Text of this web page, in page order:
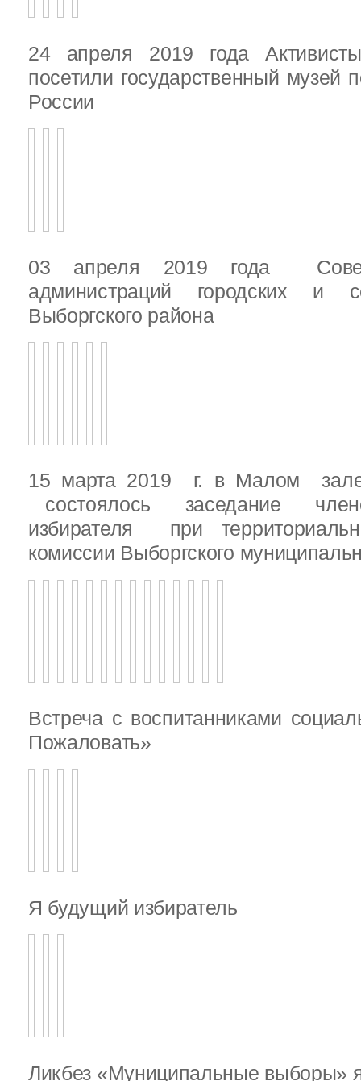
24 апреля 2019 года
посетили государственный музей
России
03 апреля 2019 года
администраций городских и
Выборгского района
15 марта 2019 г. в Малом
состоялось заседание
избирателя при
комиссии Выборгского
Встреча с воспитанниками
Пожаловать»
Я будущий избиратель
Ликбез «Муниципальные выборы»